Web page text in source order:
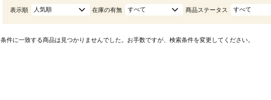
表示順 人気順 在庫の有無 すべて 商品ステータス すべて
条件に一致する商品は見つかりませんでした。お手数ですが、検索条件を変更してください。